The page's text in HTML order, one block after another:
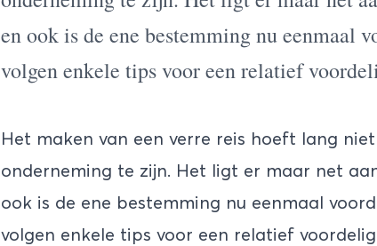
en ook is de ene bestemming nu eenmaal
volgen enkele tips voor een relatief
Het maken van een verre reis hoeft lang
onderneming te zijn. Het ligt er maar net
ook is de ene bestemming nu eenmaal
volgen enkele tips voor een relatief